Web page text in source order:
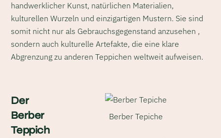
handwerklicher Kunst, natürlichen Materialien,
kulturellen Wurzeln und einzigartigen Mustern. Sie sind
somit nicht nur als Gebrauchsgegenstand anzusehen ,
sondern auch kulturelle Artefakte, die eine klare
Abgrenzung zu anderen Teppichen weltweit aufweisen.
Berber Tepiche
Der
Berber
Teppich